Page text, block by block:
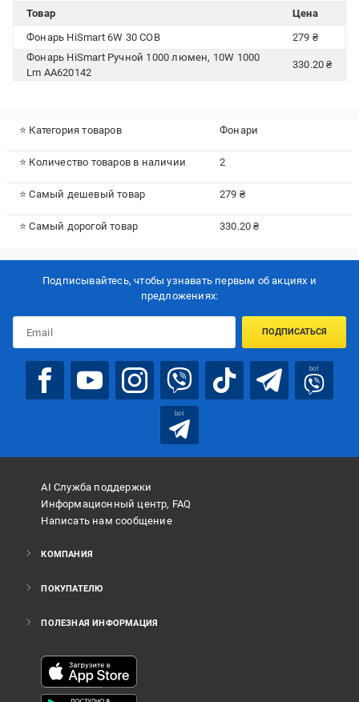
Товар
Цена
Фонарь HiSmart 6W 30 COB
279 ₴
Фонарь HiSmart Ручной 1000 люмен, 10W 1000
Lm AA620142
330.20 ₴
⭐ Категория товаров Фонари
⭐ Количество товаров в наличии 2
⭐ Самый дешевый товар 279 ₴
⭐ Самый дорогой товар 330.20 ₴
Подписывайтесь, чтобы узнавать первым об акцияx и
предложениях:
ПОДПИСАТЬСЯ
bot
bot
AI Служба поддержки
Информационный центр, FAQ
Написать нам сообщение
КОМПАНИЯ
ПОКУПАТЕЛЮ
ПОЛЕЗНАЯ ИНФОРМАЦИЯ